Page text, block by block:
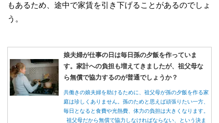
もあるため、途中で家賃を引き下げることがあるのでしょ
う。
娘夫婦が仕事の日は毎日孫の夕飯を作っていま
す。家計への負担も増えてきましたが、祖父母な
ら無償で協力するのが普通でしょうか？
共働きの娘夫婦を助けるために、祖父母が孫の夕飯を作る家
庭は珍しくありません。孫のためと思えば頑張りたい一方、
毎日となると食費や光熱費、体力の負担は大きくなります。
祖父母だから無償で協力しなければならない、という決ま